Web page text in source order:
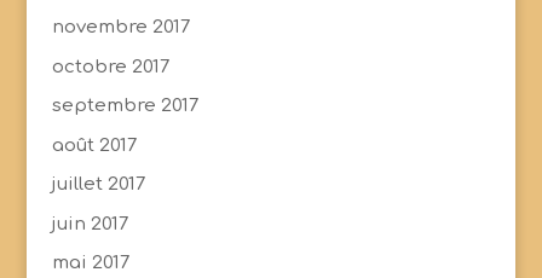
novembre 2017
octobre 2017
septembre 2017
août 2017
juillet 2017
juin 2017
mai 2017